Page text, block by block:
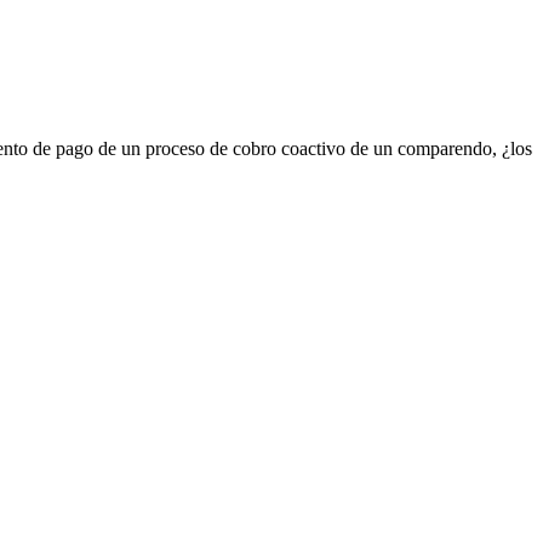
de pago de un proceso de cobro coactivo de un comparendo, ¿los